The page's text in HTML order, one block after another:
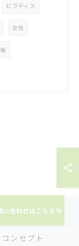
ピラティス
女性
い合わせはこちら
コンセプト